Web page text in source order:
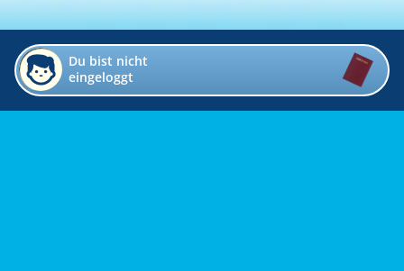
Du bist nicht
eingeloggt